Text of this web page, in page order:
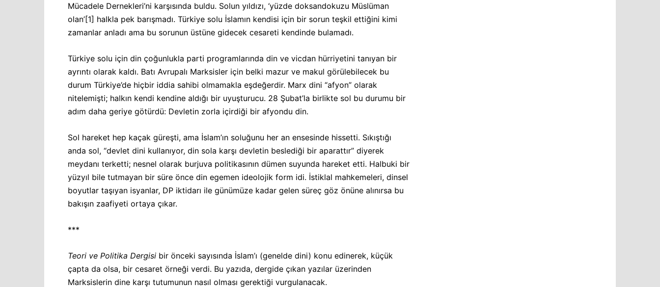
Mücadele Dernekleri’ni karşısında buldu. Solun yıldızı, ‘yüzde doksandokuzu Müslüman
olan’[1] halkla pek barışmadı. Türkiye solu İslamın kendisi için bir sorun teşkil ettiğini kimi
zamanlar anladı ama bu sorunun üstüne gidecek cesareti kendinde bulamadı.
Türkiye solu için din çoğunlukla parti programlarında din ve vicdan hürriyetini tanıyan bir
ayrıntı olarak kaldı. Batı Avrupalı Marksisler için belki mazur ve makul görülebilecek bu
durum Türkiye’de hiçbir iddia sahibi olmamakla eşdeğerdir. Marx dini “afyon” olarak
nitelemişti; halkın kendi kendine aldığı bir uyuşturucu. 28 Şubat’la birlikte sol bu durumu bir
adım daha geriye götürdü: Devletin zorla içirdiği bir afyondu din.
Sol hareket hep kaçak güreşti, ama İslam’ın soluğunu her an ensesinde hissetti. Sıkıştığı
anda sol, “devlet dini kullanıyor, din sola karşı devletin beslediği bir aparattır” diyerek
meydanı terketti; nesnel olarak burjuva politikasının dümen suyunda hareket etti. Halbuki bir
yüzyıl bile tutmayan bir süre önce din egemen ideolojik form idi. İstiklal mahkemeleri, dinsel
boyutlar taşıyan isyanlar, DP iktidarı ile günümüze kadar gelen süreç göz önüne alınırsa bu
bakışın zaafiyeti ortaya çıkar.
***
Teori ve Politika Dergisi bir önceki sayısında İslam’ı (genelde dini) konu edinerek, küçük
çapta da olsa, bir cesaret örneği verdi. Bu yazıda, dergide çıkan yazılar üzerinden
Marksislerin dine karşı tutumunun nasıl olması gerektiği vurgulanacak.